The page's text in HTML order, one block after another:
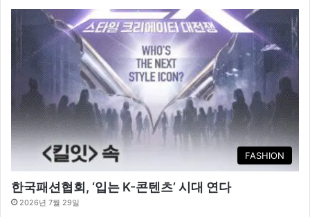
FASHION
한국패션협회, ‘입는 K-콘텐츠’ 시대 연다
2026년 7월 29일